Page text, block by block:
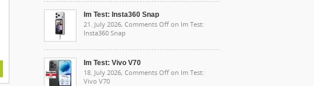
Im Test: Insta360 Snap
21. July 2026, Comments Off on Im Test:
Insta360 Snap
Im Test: Vivo V70
18. July 2026, Comments Off on Im Test:
Vivo V70